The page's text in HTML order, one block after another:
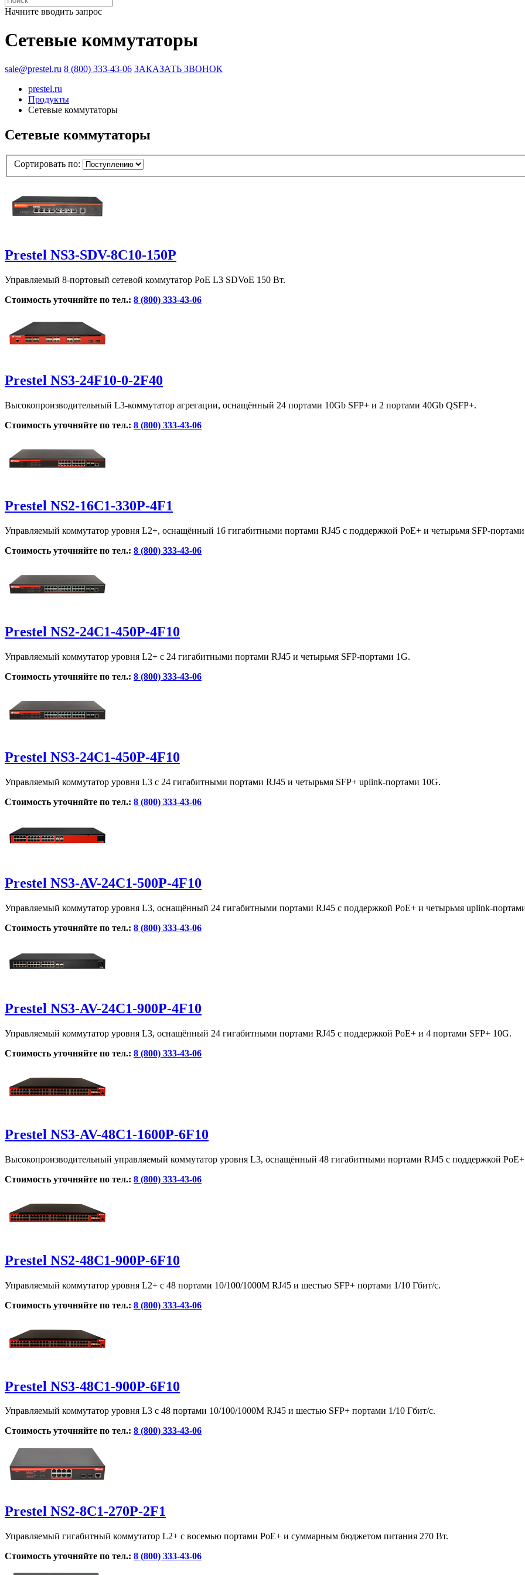
Начните вводить запрос
Сетевые коммутаторы
sale@prestel.ru 8 (800) 333-43-06 ЗАКАЗАТЬ ЗВОНОК
prestel.ru
Продукты
Сетевые коммутаторы
Сетевые коммутаторы
Сортировать по:
Prestel NS3-SDV-8C10-150P
Управляемый 8-портовый сетевой коммутатор PoE L3 SDVoE 150 Вт.
Стоимость уточняйте по тел.: 8 (800) 333-43-06
Prestel NS3-24F10-0-2F40
Высокопроизводительный L3-коммутатор агрегации, оснащённый 24 портами 10Gb SFP+ и 2 портами 40Gb QSFP+.
Стоимость уточняйте по тел.: 8 (800) 333-43-06
Prestel NS2-16C1-330P-4F1
Управляемый коммутатор уровня L2+, оснащённый 16 гигабитными портами RJ45 с поддержкой PoE+ и четырьмя SFP-
Стоимость уточняйте по тел.: 8 (800) 333-43-06
Prestel NS2-24C1-450P-4F10
Управляемый коммутатор уровня L2+ с 24 гигабитными портами RJ45 и четырьмя SFP-портами 1G.
Стоимость уточняйте по тел.: 8 (800) 333-43-06
Prestel NS3-24C1-450P-4F10
Управляемый коммутатор уровня L3 с 24 гигабитными портами RJ45 и четырьмя SFP+ uplink-портами 10G.
Стоимость уточняйте по тел.: 8 (800) 333-43-06
Prestel NS3-AV-24C1-500P-4F10
Управляемый коммутатор уровня L3, оснащённый 24 гигабитными портами RJ45 с поддержкой PoE+ и четырьмя uplink-
Стоимость уточняйте по тел.: 8 (800) 333-43-06
Prestel NS3-AV-24C1-900P-4F10
Управляемый коммутатор уровня L3, оснащённый 24 гигабитными портами RJ45 с поддержкой PoE+ и 4 портами SFP+ 10G.
Стоимость уточняйте по тел.: 8 (800) 333-43-06
Prestel NS3-AV-48C1-1600P-6F10
Высокопроизводительный управляемый коммутатор уровня L3, оснащённый 48 гигабитными портами RJ45 с поддержкой
Стоимость уточняйте по тел.: 8 (800) 333-43-06
Prestel NS2-48C1-900P-6F10
Управляемый коммутатор уровня L2+ с 48 портами 10/100/1000M RJ45 и шестью SFP+ портами 1/10 Гбит/с.
Стоимость уточняйте по тел.: 8 (800) 333-43-06
Prestel NS3-48C1-900P-6F10
Управляемый коммутатор уровня L3 с 48 портами 10/100/1000M RJ45 и шестью SFP+ портами 1/10 Гбит/с.
Стоимость уточняйте по тел.: 8 (800) 333-43-06
Prestel NS2-8C1-270P-2F1
Управляемый гигабитный коммутатор L2+ с восемью портами PoE+ и суммарным бюджетом питания 270 Вт.
Стоимость уточняйте по тел.: 8 (800) 333-43-06